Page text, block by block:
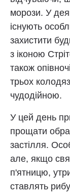
морози. У
існують
захистити
з іконою
також
трьох
чудодійною.
У цей день
прощати
застілля.
але, якщо
п'ятницю,
ставлять